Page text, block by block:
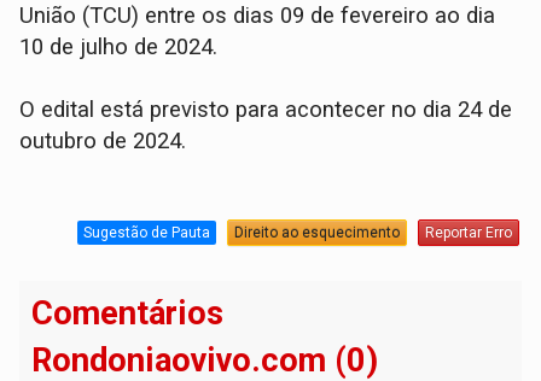
União (TCU) entre os dias 09 de fevereiro ao dia
10 de julho de 2024.
O edital está previsto para acontecer no dia 24 de
outubro de 2024.
Sugestão de Pauta Direito ao esquecimento Reportar Erro
Comentários
Rondoniaovivo.com (0)